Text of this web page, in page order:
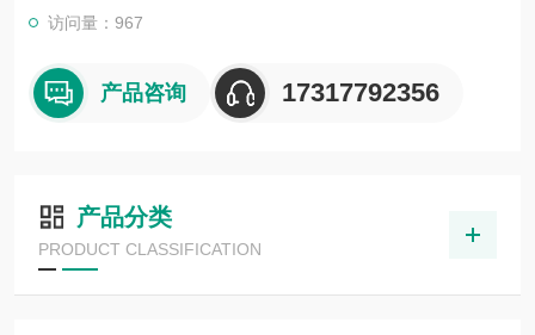
访问量：967
产品咨询 17317792356
产品分类
PRODUCT CLASSIFICATION